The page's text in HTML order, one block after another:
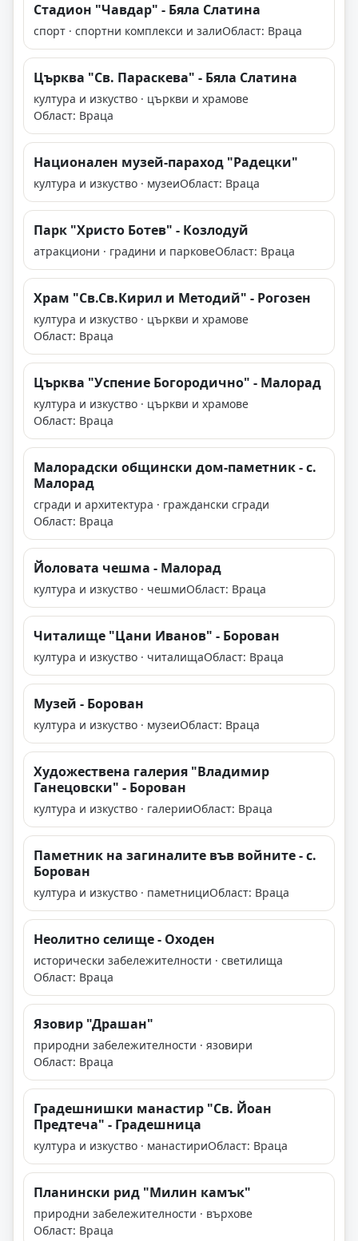
Стадион "Чавдар" - Бяла Слатина
спорт · спортни комплекси и залиОбласт: Враца
Църква "Св. Параскева" - Бяла Слатина
култура и изкуство · църкви и храмове
Област: Враца
Национален музей-параход "Радецки"
култура и изкуство · музеиОбласт: Враца
Парк "Христо Ботев" - Козлодуй
атракциони · градини и парковеОбласт: Враца
Храм "Св.Св.Кирил и Методий" - Рогозен
култура и изкуство · църкви и храмове
Област: Враца
Църква "Успение Богородично" - Малорад
култура и изкуство · църкви и храмове
Област: Враца
Малорадски общински дом-паметник - с.
Малорад
сгради и архитектура · граждански сгради
Област: Враца
Йоловата чешма - Малорад
култура и изкуство · чешмиОбласт: Враца
Читалище "Цани Иванов" - Борован
култура и изкуство · читалищаОбласт: Враца
Музей - Борован
култура и изкуство · музеиОбласт: Враца
Художествена галерия "Владимир
Ганецовски" - Борован
култура и изкуство · галерииОбласт: Враца
Паметник на загиналите във войните - с.
Борован
култура и изкуство · паметнициОбласт: Враца
Неолитно селище - Оходен
исторически забележителности · светилища
Област: Враца
Язовир "Драшан"
природни забележителности · язовири
Област: Враца
Градешнишки манастир "Св. Йоан
Предтеча" - Градешница
култура и изкуство · манастириОбласт: Враца
Планински рид "Милин камък"
природни забележителности · върхове
Област: Враца